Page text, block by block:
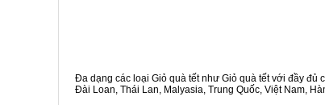
Đa dạng các loại Giỏ quà tết như Giỏ quà tết với đầy đủ
Đài Loan, Thái Lan, Malyasia, Trung Quốc, Việt Nam,